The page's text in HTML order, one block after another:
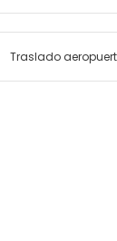
Traslado